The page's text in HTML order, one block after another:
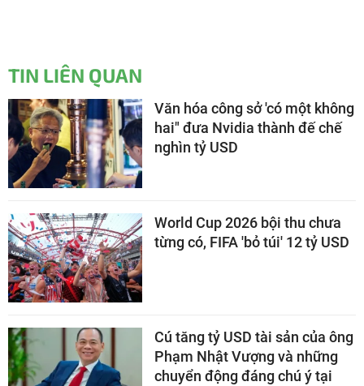
TIN LIÊN QUAN
Văn hóa công sở 'có một không
hai" đưa Nvidia thành đế chế
nghìn tỷ USD
World Cup 2026 bội thu chưa
từng có, FIFA 'bỏ túi' 12 tỷ USD
Cú tăng tỷ USD tài sản của ông
Phạm Nhật Vượng và những
chuyển động đáng chú ý tại